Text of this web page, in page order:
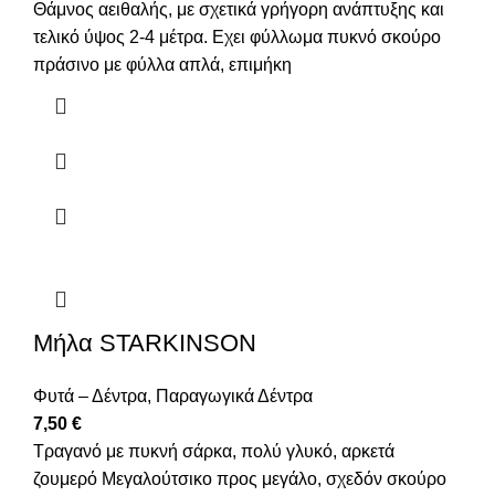
Θάμνος αειθαλής, με σχετικά γρήγορη ανάπτυξης και
τελικό ύψος 2-4 μέτρα. Εχει φύλλωμα πυκνό σκούρο
πράσινο με φύλλα απλά, επιμήκη
Μήλα STARKINSON
Φυτά – Δέντρα, Παραγωγικά Δέντρα
7,50 €
Τραγανό με πυκνή σάρκα, πολύ γλυκό, αρκετά
ζουμερό Μεγαλούτσικο προς μεγάλο, σχεδόν σκούρο